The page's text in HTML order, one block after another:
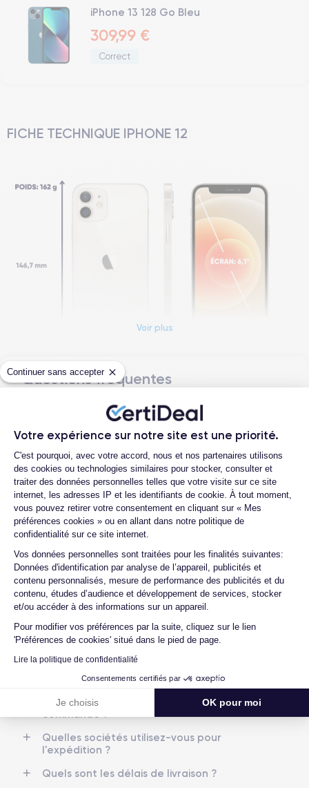
Continuer sans accepter
Votre expérience sur notre site est une priorité.
Plateforme de Gestion du
C'est pourquoi, avec votre accord, nous et nos partenaires utilisons
des cookies ou technologies similaires pour stocker, consulter et
traiter des données personnelles telles que votre visite sur ce site
internet, les adresses IP et les identifiants de cookie. À tout moment,
vous pouvez retirer votre consentement en cliquant sur « Mes
préférences cookies » ou en allant dans notre politique de
confidentialité sur ce site internet.
Vos données personnelles sont traitées pour les finalités suivantes:
Données d'identification par analyse de l’appareil, publicités et
contenu personnalisés, mesure de performance des publicités et du
contenu, études d’audience et développement de services, stocker
et/ou accéder à des informations sur un appareil.
Pour modifier vos préférences par la suite, cliquez sur le lien
'Préférences de cookies' situé dans le pied de page.
Lire la politique de confidentialité
Consentements certifiés par
Je choisis OK pour moi
Axeptio consent
iPhone 13 128 Go Bleu
309,99 €
Correct
FICHE TECHNIQUE IPHONE 12
Dimensions et poids iPhone 12
Date de sortie
13/10/2020
Système exploit.
iOS (iOS 26)
Dimensions
146.7×71.5×7.4 mm
Poids
162 g
Écran Résolution écran
2532 x 1170 pixels
RAM
4 GO
Mémoire interne
64,128,256 GO
Nom de la puce Nombre de cœurs
Nom GPU
GPU 4 cœurs
Fréq. processeur
Caméra Frontale
Résolution vidéo
4K - 3840x2160px
Recharge rapide
Oui, minimum 20W
Batterie Dual SIM
Voir plus
Questions fréquentes
Quelle est la durée de vie d'un iPhone 12
Quelles sont les options disponibles sur
les batteries ?
Quelle est la différence entre un iPhone
12 d'occasion et un iPhone 12
reconditionné ?
Proposez-vous une assurance en cas de
Quels sont les accessoires inclus dans la
commande ?
Quelles garanties offrez-vous sur vos
Quels sont vos modes de paiement ?
Est-il possible de payer l'iPhone 12 en
plusieurs fois ?
Que se passe-t-il après avoir passé la
commande ?
Quelles sociétés utilisez-vous pour
l'expédition ?
Quels sont les délais de livraison ?